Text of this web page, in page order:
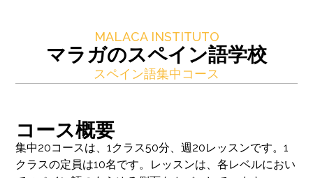
MALACA INSTITUTO
マラガのスペイン語学校
スペイン語集中コース
コース概要
集中20コースは、1クラス50分、週20レッスンです。1
クラスの定員は10名です。レッスンは、各レベルにおい